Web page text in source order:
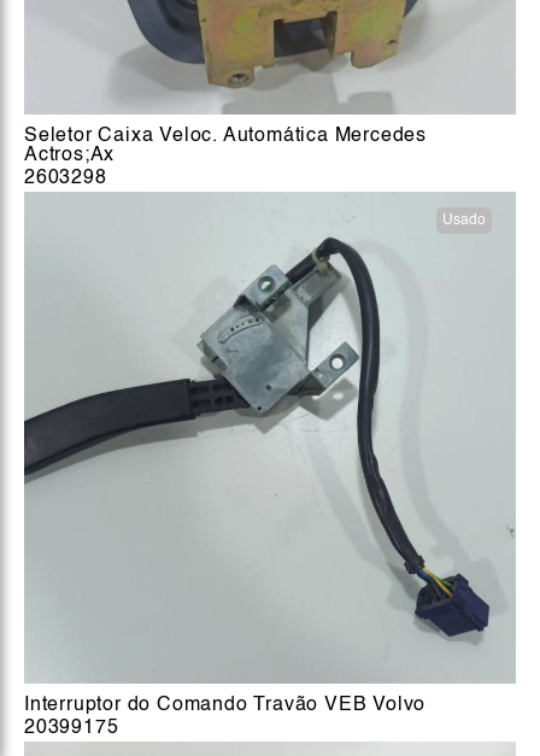
Seletor Caixa Veloc. Automática Mercedes
Actros;Ax
2603298
Usado
Interruptor do Comando Travão VEB Volvo
20399175